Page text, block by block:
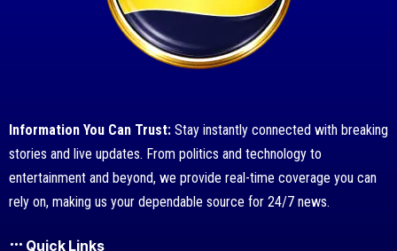
Information You Can Trust: Stay instantly connected with breaking
stories and live updates. From politics and technology to
entertainment and beyond, we provide real-time coverage you can
rely on, making us your dependable source for 24/7 news.
Quick Links